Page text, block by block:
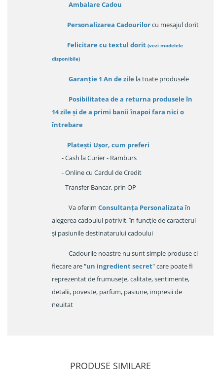
Ambalare Cadou
Personalizarea Cadourilorcu mesajul dorit
Felicitare cu textul dorit (vezi modelele
disponibile)
Garanție 1 An de zile la toate produsele
Posibilitatea de a returna produsele în
14 zileși de a primi banii înapoi fara nici o
întrebare
Platești Ușor, cum preferi
- Cash la Curier - Ramburs
- Online cu Cardul de Credit
- Transfer Bancar, prin OP
Va oferim Consultanța Personalizataîn
alegerea cadoulul potrivit, în funcție de caracterul
și pasiunile destinatarului cadoului
Cadourile noastre nu sunt simple produse ci
fiecare are "un ingredient secret" care poate fi
reprezentat de frumusețe, calitate, sentimente,
detalii, poveste, parfum, pasiune, impresii de
neuitat
PRODUSE SIMILARE